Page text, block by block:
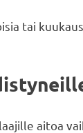
tai
aitoa